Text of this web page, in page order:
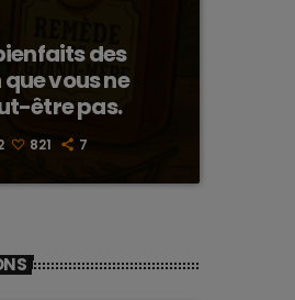
des
vous ne
être pas.
821 7